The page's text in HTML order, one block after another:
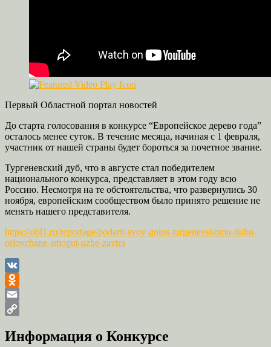
Первый Областной портал новостей
До старта голосования в конкурсе “Европейское дерево года”
осталось менее суток. В течение месяца, начиная с 1 февраля,
участник от нашей страны будет бороться за почетное звание.
Тургеневский дуб, что в августе стал победителем
национального конкурса, представляет в этом году всю
Россию. Несмотря на те обстоятельства, что развернулись 30
ноября, европейским сообществом было принято решение не
менять нашего представителя.
https://obl1.ru/reportage/podarit-svoy-golos-turgenevskomu-dubu-
orlovchane-smogut-uzhe-zavtra
VK
Odnoklassniki
Email
Link
Информация о Конкурсе